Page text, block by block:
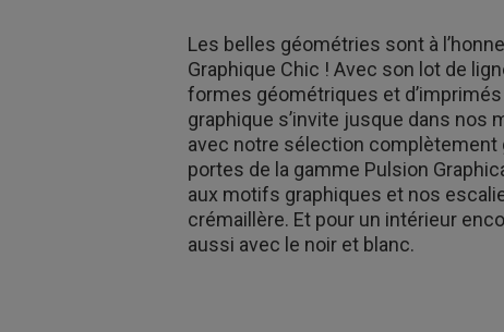
Les belles géométries sont à
Graphique Chic ! Avec son lot de
formes géométriques et
graphique s’invite jusque dans nos
avec notre sélection complètement
portes de la gamme Pulsion
aux motifs graphiques et nos
crémaillère. Et pour un intérieur
aussi avec le noir et blanc.